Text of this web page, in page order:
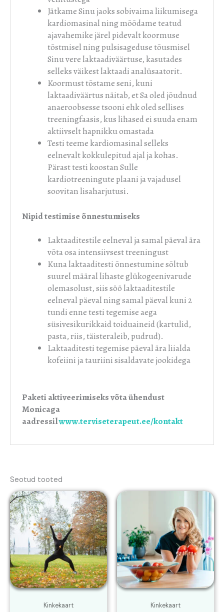
Jätkame Sinu jaoks sobivaima liikumisega
kardiomasinal ning mõõdame teatud
ajavahemike järel pidevalt koormuse
tõstmisel ning pulsisageduse tõusmisel
Sinu vere laktaadiväärtuse, kasutades
selleks väikest laktaadi analüsaatorit.
Koormust tõstame seni, kuni
laktaadiväärtus näitab, et Sa oled jõudnud
anaeroobsesse tsooni ehk oled sellises
treeningfaasis, kus lihased ei suuda enam
aktiivselt hapnikku omastada
Testi teeme kardiomasinal selleks
eelnevalt kokkulepitud ajal ja kohas.
Pärast testi koostan Sulle
kardiotreeningute plaani ja vajadusel
soovitan lisaharjutusi.
Nipid testimise õnnestumiseks
Laktaaditestile eelneval ja samal päeval ära
võta osa intensiivsest treeningust
Kuna laktaaditesti õnnestumine sõltub
suurel määral lihaste glükogeenivarude
olemasolust, siis söö laktaaditestile
eelneval päeval ning samal päeval kuni 2
tundi enne testi tegemise aega
süsivesikurikkaid toiduaineid (kartulid,
pasta, riis, täisteraleib, pudrud).
Laktaaditesti tegemise päeval ära liialda
kofeiini ja tauriini sisaldavate jookidega
Paketi aktiveerimiseks võta ühendust
Monicaga
aadressilwww.terviseterapeut.ee/kontakt
Seotud tooted
Kinkekaart Kinkekaart